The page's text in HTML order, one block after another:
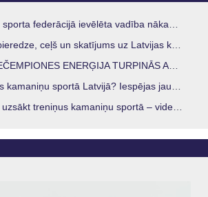
ievēlēta vadība nākamajam četru gadu termiņam
ceļš un skatījums uz Latvijas kamaniņu sportu
ENERĢIJA TURPINĀS ARĪ STARPSEZONĀ
sportā Latvijā? Iespējas jaunajiem sportistiem visos reģionos
kamaniņu sportā – vide, kur veidojas nākamā sportistu paaudze